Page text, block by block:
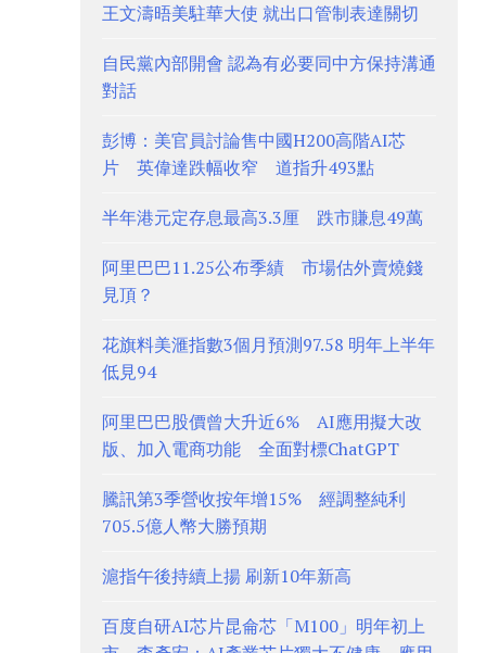
王文濤晤美駐華大使 就出口管制表達關切
自民黨內部開會 認為有必要同中方保持溝通
對話
彭博：美官員討論售中國H200高階AI芯
片 英偉達跌幅收窄 道指升493點
半年港元定存息最高3.3厘 跌市賺息49萬
阿里巴巴11.25公布季績 市場估外賣燒錢
見頂？
花旗料美滙指數3個月預測97.58 明年上半年
低見94
阿里巴巴股價曾大升近6% AI應用擬大改
版、加入電商功能 全面對標ChatGPT
騰訊第3季營收按年增15% 經調整純利
705.5億人幣大勝預期
滬指午後持續上揚 刷新10年新高
百度自研AI芯片昆侖芯「M100」明年初上